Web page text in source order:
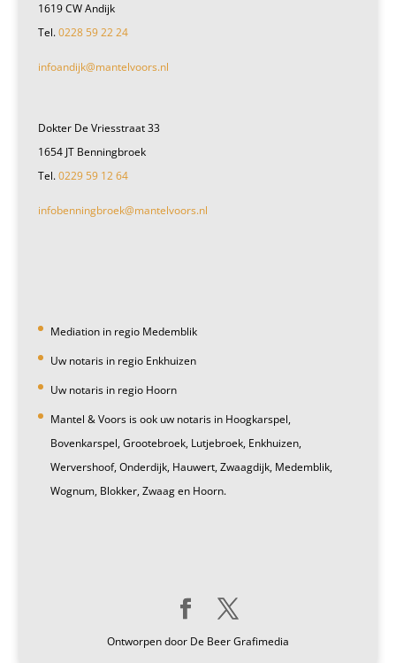
1619 CW Andijk
Tel.0228 59 22 24
infoandijk@mantelvoors.nl
Dokter De Vriesstraat 33
1654 JT Benningbroek
Tel.0229 59 12 64
infobenningbroek@mantelvoors.nl
Mediation in regio Medemblik
Uw notaris in regio Enkhuizen
Uw notaris in regio Hoorn
Mantel & Voors is ook uw notaris in Hoogkarspel,
Bovenkarspel, Grootebroek, Lutjebroek, Enkhuizen,
Wervershoof, Onderdijk, Hauwert, Zwaagdijk, Medemblik,
Wognum, Blokker, Zwaag en Hoorn.
Ontworpen door De Beer Grafimedia